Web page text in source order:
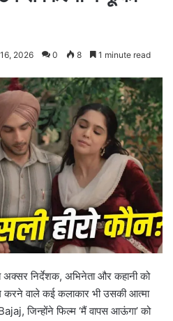
2026 0 8 1 minute read
निर्देशक, अभिनेता और कहानी को
करने वाले कई कलाकार भी उसकी आत्मा
जिन्होंने फिल्म ‘मैं वापस आऊंगा’ को